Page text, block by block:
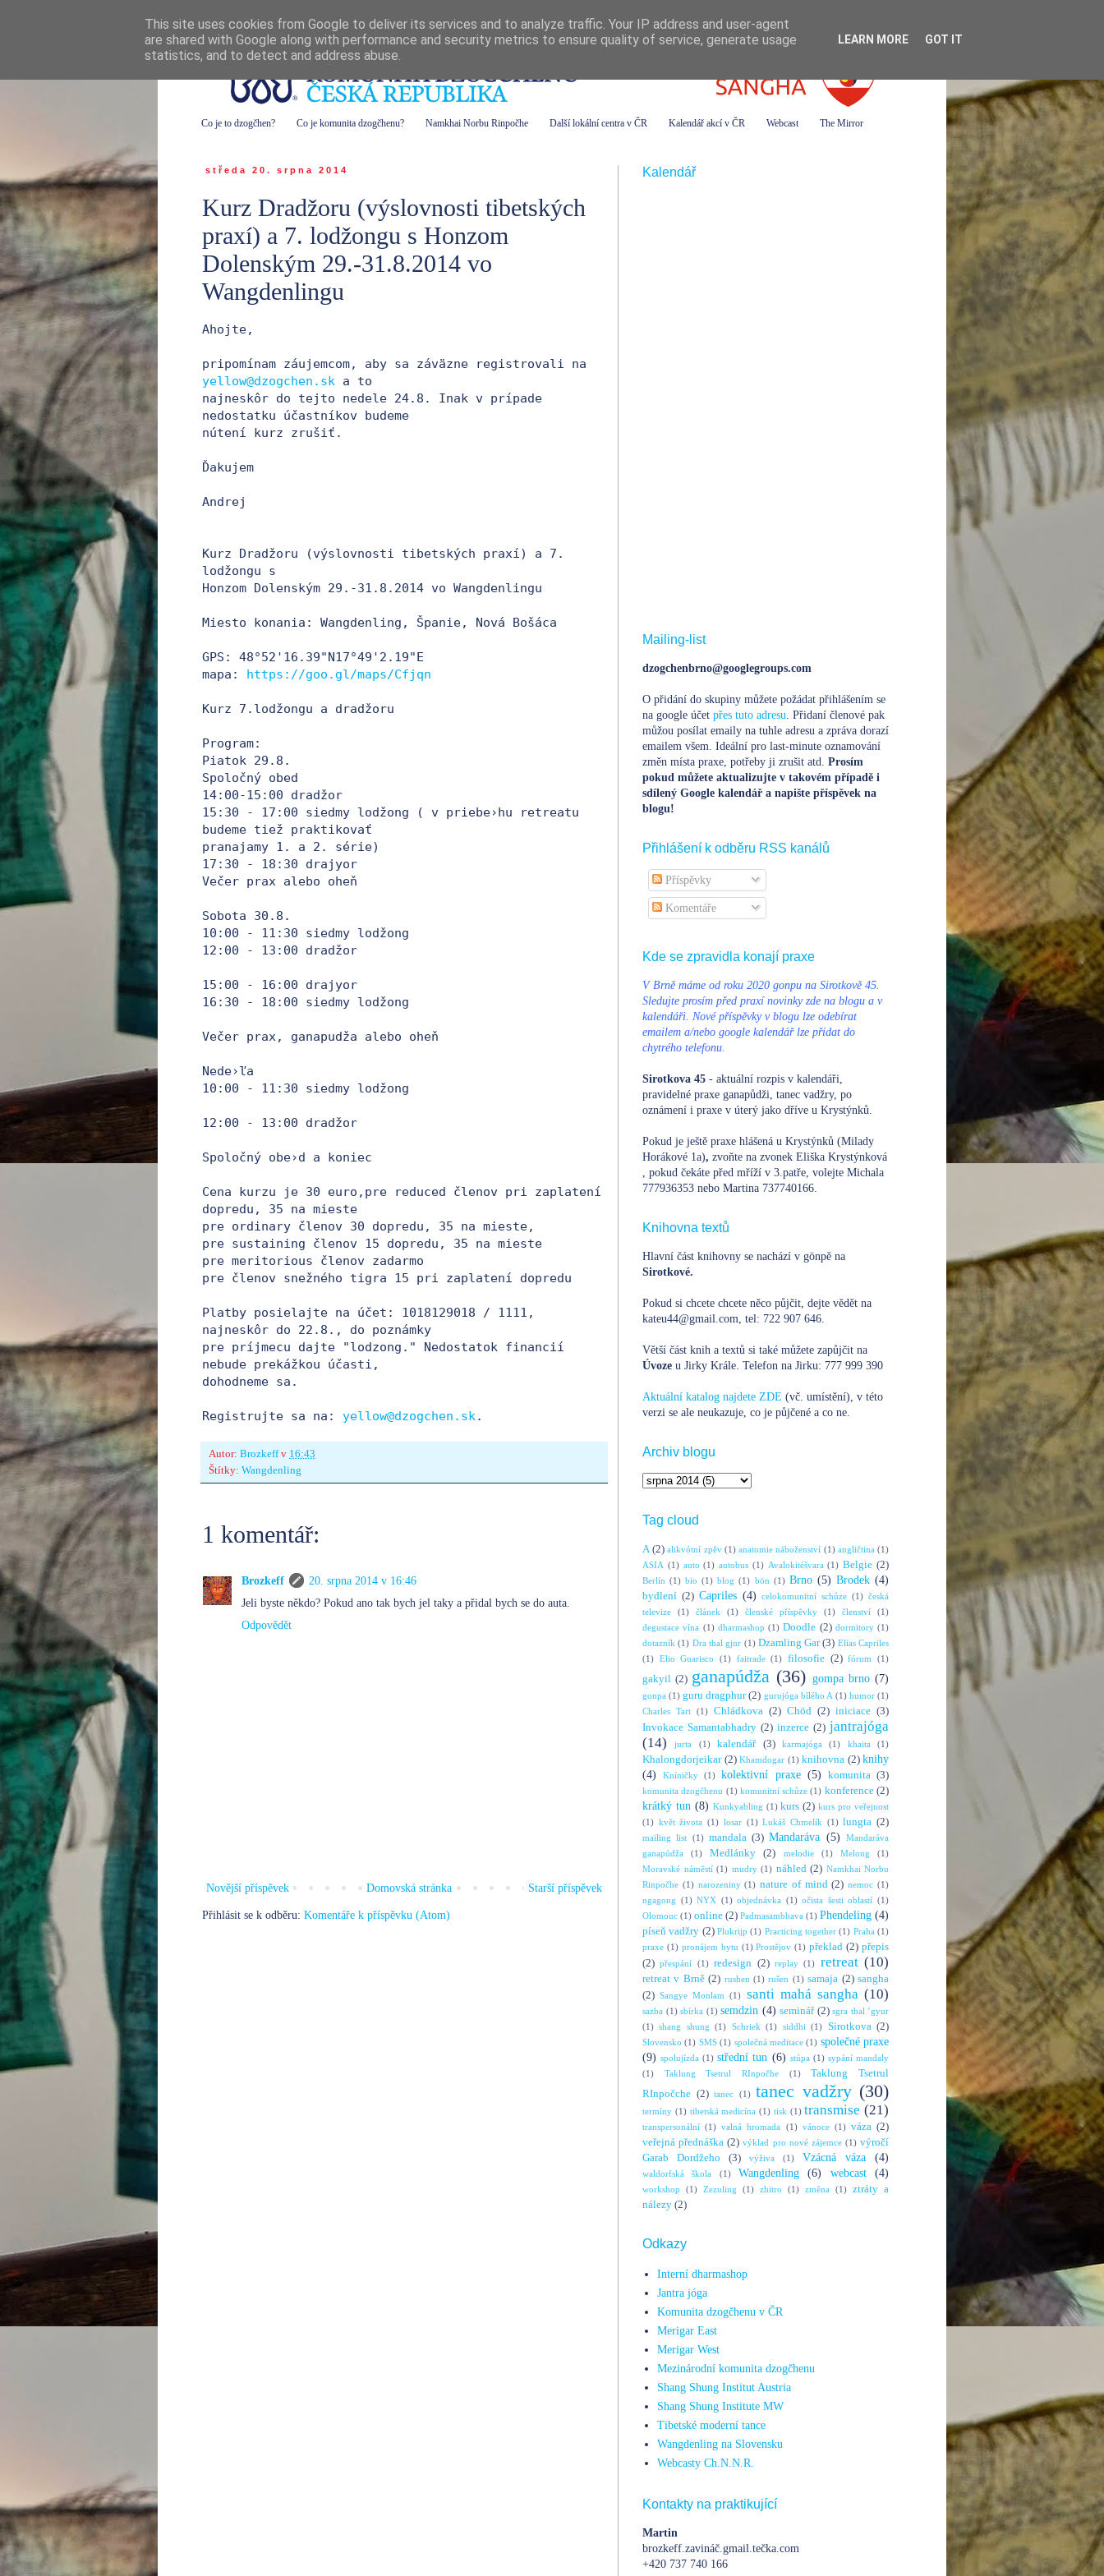
Co je to dzogčhen? Co je komunita dzogčhenu? Namkhai Norbu Rinpočhe Další lokální centra v ČR Kalendář akcí v ČR Webcast The Mirror
středa 20. srpna 2014
Kurz Dradžoru (výslovnosti tibetských
praxí) a 7. lodžongu s Honzom
Dolenským 29.-31.8.2014 vo
Wangdenlingu
Ahojte,
yellow@dzogchen.sk a to
najneskôr do tejto nedele 24.8. Inak v prípade
nedostatku účastníkov budeme
nútení kurz zrušiť.
Ďakujem
Andrej
Kurz Dradžoru (výslovnosti tibetských praxí) a 7.
lodžongu s
Honzom Dolenským 29.-31.8.2014 vo Wangdenlingu
Miesto konania: Wangdenling, Španie, Nová Bošáca
GPS: 48°52'16.39"N17°49'2.19"E
mapa: https://goo.gl/maps/Cfjqn
Kurz 7.lodžongu a dradžoru
Program:
Piatok 29.8.
Spoločný obed
14:00-15:00 dradžor
15:30 - 17:00 siedmy lodžong ( v priebe›hu retreatu
budeme tiež praktikovať
pranajamy 1. a 2. série)
17:30 - 18:30 drajyor
Večer prax alebo oheň
Sobota 30.8.
10:00 - 11:30 siedmy lodžong
12:00 - 13:00 dradžor
15:00 - 16:00 drajyor
16:30 - 18:00 siedmy lodžong
Večer prax, ganapudža alebo oheň
Nede›ľa
10:00 - 11:30 siedmy lodžong
12:00 - 13:00 dradžor
Spoločný obe›d a koniec
Cena kurzu je 30 euro,pre reduced členov pri zaplatení
dopredu, 35 na mieste
pre ordinary členov 30 dopredu, 35 na mieste,
pre sustaining členov 15 dopredu, 35 na mieste
pre meritorious členov zadarmo
pre členov snežného tigra 15 pri zaplatení dopredu
Platby posielajte na účet: 1018129018 / 1111,
najneskôr do 22.8., do poznámky
pre príjmecu dajte "lodzong." Nedostatok financií
nebude prekážkou účasti,
dohodneme sa.
Registrujte sa na: yellow@dzogchen.sk
Autor: Brozkeff v 16:43
Štítky: Wangdenling
1 komentář:
Brozkeff
20. srpna 2014 v 16:46
Jeli byste někdo? Pokud ano tak bych jel taky a přidal bych se do auta.
Odpovědět
Novější příspěvek Starší příspěvek
Domovská stránka
Přihlásit se k odběru: Komentáře k příspěvku (Atom)
Kalendář
Mailing-list
dzogchenbrno@googlegroups.com
O přidání do skupiny můžete požádat přihlášením se
na google účet přes tuto adresu. Přidaní členové pak
můžou posílat emaily na tuhle adresu a zpráva dorazí
emailem všem. Ideální pro last-minute oznamování
změn místa praxe, potřeby ji zrušit atd. Prosím
pokud můžete aktualizujte v takovém případě i
sdílený Google kalendář a napište příspěvek na
blogu!
Přihlášení k odběru RSS kanálů
Příspěvky
Komentáře
Kde se zpravidla konají praxe
V Brně máme od roku 2020 gonpu na Sirotkově 45.
Sledujte prosím před praxí novinky zde na blogu a v
kalendáři. Nové příspěvky v blogu lze odebírat
emailem a/nebo google kalendář lze přidat do
chytrého telefonu.
Sirotkova 45 - aktuální rozpis v kalendáři,
pravidelné praxe ganapůdži, tanec vadžry, po
oznámení i praxe v úterý jako dříve u Krystýnků.
Pokud je ještě praxe hlášená u Krystýnků (Milady
Horákové 1a), zvoňte na zvonek Eliška Krystýnková
, pokud čekáte před mříží v 3.patře, volejte Michala
777936353 nebo Martina 737740166.
Knihovna textů
Hlavní část knihovny se nachází v gönpě na
Sirotkové.
Pokud si chcete chcete něco půjčit, dejte vědět na
kateu44@gmail.com, tel: 722 907 646.
Větší část knih a textů si také můžete zapůjčit na
Úvoze u Jirky Krále. Telefon na Jirku: 777 999 390
Aktuální katalog najdete ZDE (vč. umístění), v této
verzi se ale neukazuje, co je půjčené a co ne.
Archiv blogu
Tag cloud
A (2) alikvótní zpěv (1) anatomie náboženství (1) angličtina (1)
ASIA (1) auto (1) autobus (1) Avalokitéšvara (1) Belgie (2)
Berlín (1) bio (1) blog (1) bön (1) Brno (5) Brodek (4)
bydlení (2) Capriles (4) celokomunitní schůze (1) česká
televize
(1) článek (1) členské příspěvky (1) členství
(1)
degustace vína (1) dharmashop (1) Doodle (2) dormitory (1)
dotazník (1) Dra thal gjur (1) Dzamling Gar (3) Elías Capriles
(1) Elio Guarisco (1) faitrade (1) filosofie (2) fórum (1)
gakyil (2) ganapúdža (36) gompa brno (7)
gonpa (1) guru dragphur (2) gurujóga bílého A (1) humor (1)
Charles Tart (1) Chládkova (2) Chöd (2) iniciace (3)
Invokace Samantabhadry (2) inzerce (2) jantrajóga
(14)
jurta (1) kalendář (3) karmajóga (1) khaita (1)
Khalongdorjeikar (2) Khamdogar (1) knihovna (2) knihy
(4)
Kníničky (1) kolektivní praxe (5) komunita (3)
komunita dzogčhenu (1) komunitní schůze (1) konference (2)
krátký tun (8) Kunkyabling (1) kurs (2) kurs pro veřejnost
(1) květ života (1) losar (1) Lukáš Chmelík (1) lungta (2)
mailing list (1) mandala (3) Mandaráva (5)
Mandaráva
ganapúdža
(1) Medlánky (2) melodie (1) Melong
(1)
Moravské náměstí (1) mudry (1) náhled (2) Namkhai Norbu
Rinpočhe (1) narozeniny (1) nature of mind (2) nemoc (1)
ngagong (1) NYX (1) objednávka (1) očista šesti oblastí (1)
Olomouc (1) online (2) Padmasambhava (1) Phendeling (4)
píseň vadžry (2) Plukrijp (1) Practicing together (1) Praha (1)
praxe (1) pronájem bytu (1) Prostějov (1) překlad (2) přepis
(2) přespání (1) redesign (2) replay (1) retreat (10)
retreat v Brně (2) rushen (1) rušen (1) samaja (2) sangha
(2) Sangye Monlam (1) santi mahá sangha (10)
sazba (1) sbírka (1) semdzin (4) seminář (2) sgra thal ’gyur
(1) shang shung (1) Schriek (1) siddhi (1) Sirotkova (2)
Slovensko (1) SMS (1) společná meditace (1) společné praxe
(9) spolujízda (1) střední tun (6) stúpa (1) sypání mandaly
(1)
Taklung Tsetrul RInpočhe (1)
Taklung Tsetrul
RInpočche (2) tanec (1) tanec vadžry (30)
termíny (1) tibetská medicína (1) tisk (1) transmise (21)
transpersonální (1) valná hromada (1) vánoce (1) váza (2)
veřejná přednáška (2) výklad pro nové zájemce (1) výročí
Garab Dordžeho
(3) výživa (1) Vzácná váza (4)
waldorfská škola (1) Wangdenling (6) webcast (4)
workshop (1) Zezuling (1) zhitro (1) změna (1) ztráty a
nálezy (2)
Odkazy
Interní dharmashop
Jantra jóga
Komunita dzogčhenu v ČR
Merigar East
Merigar West
Mezinárodní komunita dzogčhenu
Shang Shung Institut Austria
Shang Shung Institute MW
Tibetské moderní tance
Wangdenling na Slovensku
Webcasty Ch.N.N.R.
Kontakty na praktikující
Martin
brozkeff.zavináč.gmail.tečka.com
+420 737 740 166
This site uses cookies from Google to deliver its services and to analyze traffic. Your IP address and user-agent
are shared with Google along with performance and security metrics to ensure quality of service, generate usage
statistics, and to detect and address abuse.
LEARN MORE GOT IT